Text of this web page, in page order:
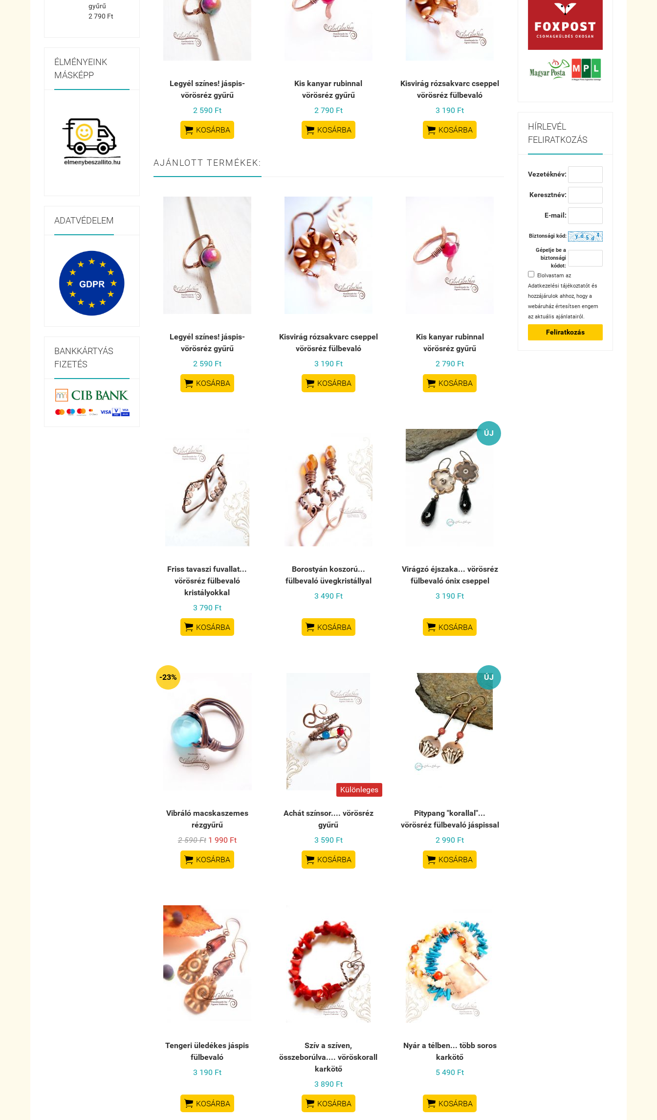
gyűrű
2 790 Ft
ÉLMÉNYEINK
MÁSKÉPP
ADATVÉDELEM
BANKKÁRTYÁS
FIZETÉS
Legyél színes! jáspis-
vörösréz gyűrű
2 590 Ft
 KOSÁRBA
Kis kanyar rubinnal
vörösréz gyűrű
2 790 Ft
 KOSÁRBA
Kisvirág rózsakvarc cseppel
vörösréz fülbevaló
3 190 Ft
 KOSÁRBA
AJÁNLOTT TERMÉKEK:
Legyél színes! jáspis-
vörösréz gyűrű
2 590 Ft
 KOSÁRBA
Kisvirág rózsakvarc cseppel
vörösréz fülbevaló
3 190 Ft
 KOSÁRBA
Kis kanyar rubinnal
vörösréz gyűrű
2 790 Ft
 KOSÁRBA
Friss tavaszi fuvallat...
vörösréz fülbevaló
kristályokkal
3 790 Ft
 KOSÁRBA
Borostyán koszorú...
fülbevaló üvegkristállyal
3 490 Ft
 KOSÁRBA
ÚJ
Virágzó éjszaka... vörösréz
fülbevaló ónix cseppel
3 190 Ft
 KOSÁRBA
-23%
Vibráló macskaszemes
rézgyűrű
2 590 Ft 1 990 Ft
 KOSÁRBA
Különleges
Achát színsor.... vörösréz
gyűrű
3 590 Ft
 KOSÁRBA
ÚJ
Pitypang "korallal"...
vörösréz fülbevaló jáspissal
2 990 Ft
 KOSÁRBA
Tengeri üledékes jáspis
fülbevaló
3 190 Ft
 KOSÁRBA
Szív a szíven,
összeborúlva.... vöröskorall
karkötő
3 890 Ft
 KOSÁRBA
Nyár a télben... több soros
karkötő
5 490 Ft
 KOSÁRBA
HÍRLEVÉL
FELIRATKOZÁS
Vezetéknév:
Keresztnév:
E-mail:
Biztonsági kód:
Gépelje be a
biztonsági
kódot:
Elolvastam az
Adatkezelési tájékoztatótés
hozzájárulok ahhoz, hogy a
webáruház értesítsen engem
az aktuális ajánlatairól.
Feliratkozás